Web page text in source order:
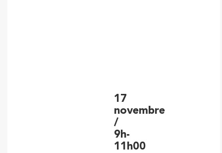
17
novembre
/
9h-
11h00